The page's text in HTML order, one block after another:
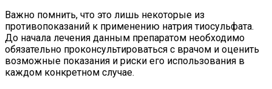
Важно помнить, что это лишь некоторые из
противопоказаний к применению натрия тиосульфата.
До начала лечения данным препаратом необходимо
обязательно проконсультироваться с врачом и оценить
возможные показания и риски его использования в
каждом конкретном случае.